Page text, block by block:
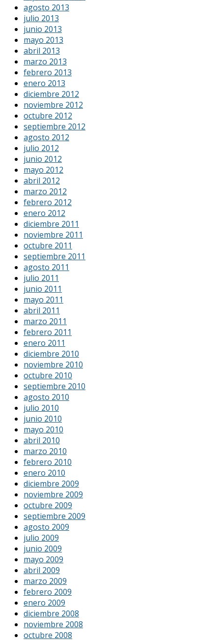
agosto 2013
julio 2013
junio 2013
mayo 2013
abril 2013
marzo 2013
febrero 2013
enero 2013
diciembre 2012
noviembre 2012
octubre 2012
septiembre 2012
agosto 2012
julio 2012
junio 2012
mayo 2012
abril 2012
marzo 2012
febrero 2012
enero 2012
diciembre 2011
noviembre 2011
octubre 2011
septiembre 2011
agosto 2011
julio 2011
junio 2011
mayo 2011
abril 2011
marzo 2011
febrero 2011
enero 2011
diciembre 2010
noviembre 2010
octubre 2010
septiembre 2010
agosto 2010
julio 2010
junio 2010
mayo 2010
abril 2010
marzo 2010
febrero 2010
enero 2010
diciembre 2009
noviembre 2009
octubre 2009
septiembre 2009
agosto 2009
julio 2009
junio 2009
mayo 2009
abril 2009
marzo 2009
febrero 2009
enero 2009
diciembre 2008
noviembre 2008
octubre 2008